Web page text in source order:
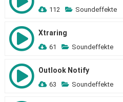
112 Soundeffekte
Xtraring
61 Soundeffekte
Outlook Notify
63 Soundeffekte